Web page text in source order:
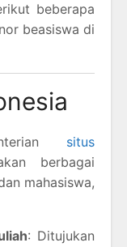
beberapa
beasiswa di
situs
berbagai
mahasiswa,
: Ditujukan